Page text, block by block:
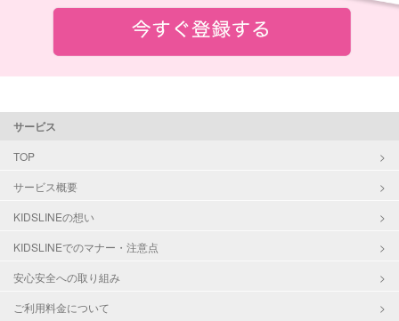
サービス
TOP
サービス概要
KIDSLINEの想い
KIDSLINEでのマナー・注意点
安心安全への取り組み
ご利用料金について